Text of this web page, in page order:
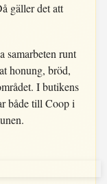
gäller det att
samarbeten runt
honung, bröd,
I butikens
både till Coop i